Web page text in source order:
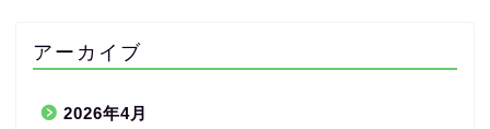
アーカイブ
2026年4月